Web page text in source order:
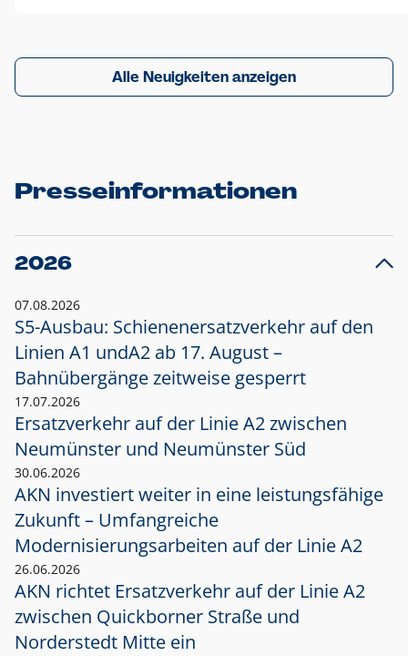
Alle Neuigkeiten anzeigen
Presseinformationen
2026
07.08.2026
S5-Ausbau: Schienenersatzverkehr auf den
Linien A1 undA2 ab 17. August –
Bahnübergänge zeitweise gesperrt
17.07.2026
Ersatzverkehr auf der Linie A2 zwischen
Neumünster und Neumünster Süd
30.06.2026
AKN investiert weiter in eine leistungsfähige
Zukunft – Umfangreiche
Modernisierungsarbeiten auf der Linie A2
26.06.2026
AKN richtet Ersatzverkehr auf der Linie A2
zwischen Quickborner Straße und
Norderstedt Mitte ein